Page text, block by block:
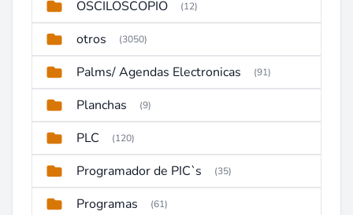
OSCILOSCOPIO (12)
otros (3050)
Palms/ Agendas Electronicas (91)
Planchas (9)
PLC (120)
Programador de PIC`s (35)
Programas (61)